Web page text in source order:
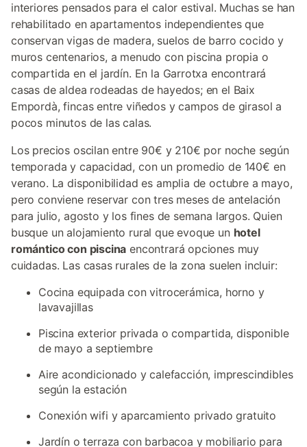
interiores pensados para el calor estival. Muchas se han
rehabilitado en apartamentos independientes que
conservan vigas de madera, suelos de barro cocido y
muros centenarios, a menudo con piscina propia o
compartida en el jardín. En la Garrotxa encontrará
casas de aldea rodeadas de hayedos; en el Baix
Empordà, fincas entre viñedos y campos de girasol a
pocos minutos de las calas.
Los precios oscilan entre 90€ y 210€ por noche según
temporada y capacidad, con un promedio de 140€ en
verano. La disponibilidad es amplia de octubre a mayo,
pero conviene reservar con tres meses de antelación
para julio, agosto y los fines de semana largos. Quien
busque un alojamiento rural que evoque un hotel
romántico con piscina encontrará opciones muy
cuidadas. Las casas rurales de la zona suelen incluir:
Cocina equipada con vitrocerámica, horno y
lavavajillas
Piscina exterior privada o compartida, disponible
de mayo a septiembre
Aire acondicionado y calefacción, imprescindibles
según la estación
Conexión wifi y aparcamiento privado gratuito
Jardín o terraza con barbacoa y mobiliario para